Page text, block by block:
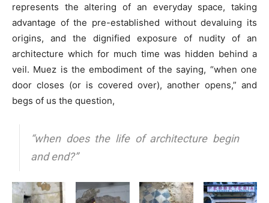
represents the altering of an everyday space, taking
advantage of the pre-established without devaluing its
origins, and the dignified exposure of nudity of an
architecture which for much time was hidden behind a
veil. Muez is the embodiment of the saying, “when one
door closes (or is covered over), another opens,” and
begs of us the question,
“when does the life of architecture begin
and end?”